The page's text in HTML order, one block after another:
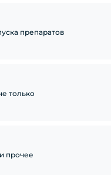
препаратов
только
прочее